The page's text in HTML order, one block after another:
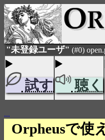
"未登録ユーザ" (#0)
試す 聴く
...
Orpheusで